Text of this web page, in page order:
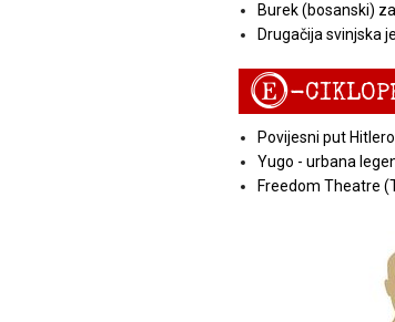
Burek (bosanski)
Drugačija svinjska
E-
Povijesni put
Yugo - urbana
Freedom Theatre